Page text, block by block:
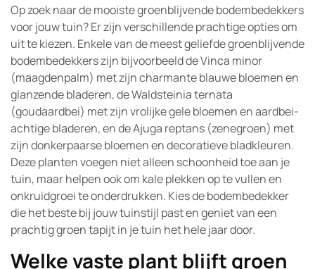
Op zoek naar de mooiste groenblijvende bodembedekkers
voor jouw tuin? Er zijn verschillende prachtige opties om
uit te kiezen. Enkele van de meest geliefde groenblijvende
bodembedekkers zijn bijvoorbeeld de Vinca minor
(maagdenpalm) met zijn charmante blauwe bloemen en
glanzende bladeren, de Waldsteinia ternata
(goudaardbei) met zijn vrolijke gele bloemen en aardbei-
achtige bladeren, en de Ajuga reptans (zenegroen) met
zijn donkerpaarse bloemen en decoratieve bladkleuren.
Deze planten voegen niet alleen schoonheid toe aan je
tuin, maar helpen ook om kale plekken op te vullen en
onkruidgroei te onderdrukken. Kies de bodembedekker
die het beste bij jouw tuinstijl past en geniet van een
prachtig groen tapijt in je tuin het hele jaar door.
Welke vaste plant blijft groen